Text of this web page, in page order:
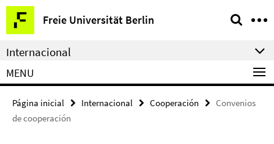
Springe
direkt
zu
Inhalt
Freie Universität Berlin
Herramientas
de
navegación
Internacional
MENU
Página inicial Internacional Cooperación
Convenios
de cooperación